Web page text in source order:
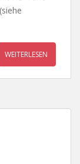
WEITERLESEN